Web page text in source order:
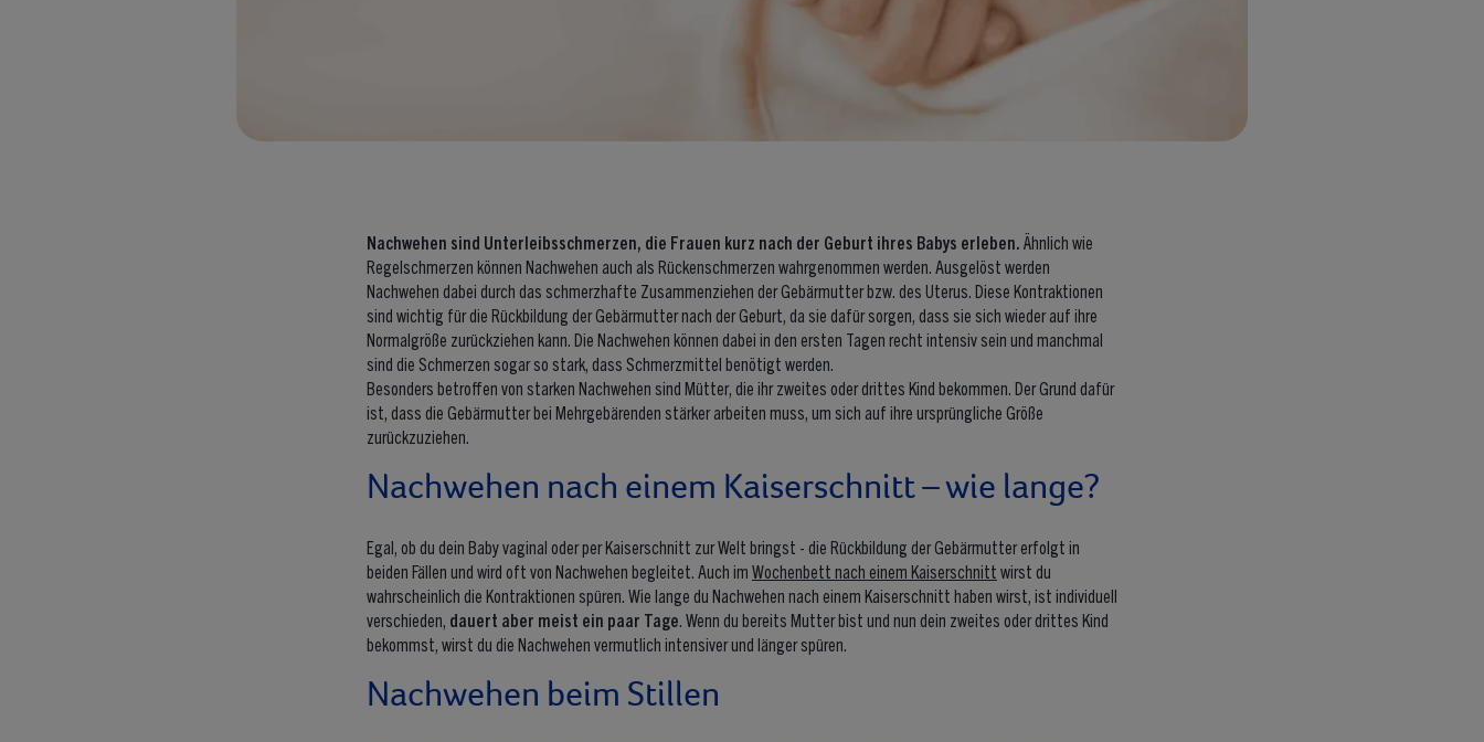
Nachwehen sind Unterleibsschmerzen, die Frauen kurz nach der Geburt ihres Babys erleben. Ähnlich wie
Regelschmerzen können Nachwehen auch als Rückenschmerzen wahrgenommen werden. Ausgelöst werden
Nachwehen dabei durch das schmerzhafte Zusammenziehen der Gebärmutter bzw. des Uterus. Diese Kontraktionen
sind wichtig für die Rückbildung der Gebärmutter nach der Geburt, da sie dafür sorgen, dass sie sich wieder auf ihre
Normalgröße zurückziehen kann. Die Nachwehen können dabei in den ersten Tagen recht intensiv sein und manchmal
sind die Schmerzen sogar so stark, dass Schmerzmittel benötigt werden.
Besonders betroffen von starken Nachwehen sind Mütter, die ihr zweites oder drittes Kind bekommen. Der Grund dafür
ist, dass die Gebärmutter bei Mehrgebärenden stärker arbeiten muss, um sich auf ihre ursprüngliche Größe
zurückzuziehen.
Nachwehen nach einem Kaiserschnitt – wie lange?
Egal, ob du dein Baby vaginal oder per Kaiserschnitt zur Welt bringst - die Rückbildung der Gebärmutter erfolgt in
beiden Fällen und wird oft von Nachwehen begleitet. Auch im Wochenbett nach einem Kaiserschnitt wirst du
wahrscheinlich die Kontraktionen spüren. Wie lange du Nachwehen nach einem Kaiserschnitt haben wirst, ist individuell
verschieden, dauert aber meist ein paar Tage. Wenn du bereits Mutter bist und nun dein zweites oder drittes Kind
bekommst, wirst du die Nachwehen vermutlich intensiver und länger spüren.
Nachwehen beim Stillen